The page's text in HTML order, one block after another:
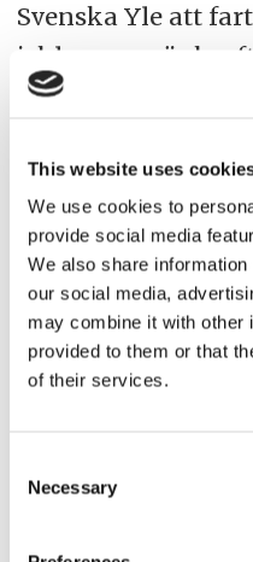
This website uses
We use cookies to
provide social media
We also share
our social media,
may combine it with other
provided to them or that
of their services.
Selection
Necessary
Svenska Yle att
isklasserna är
därmed har
konstruerade för
isförhållanden.
– En förändring i
eftersom vi är helt
man beaktar de
men ifall det inte